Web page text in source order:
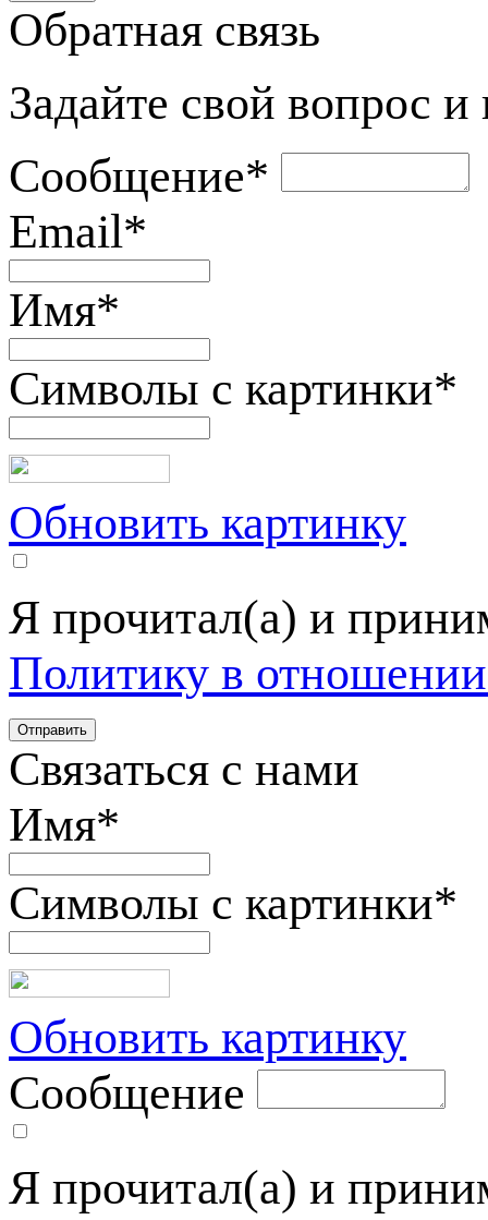
Обратная связь
Задайте свой вопрос
Сообщение*
Email*
Имя*
Символы с картинки*
Обновить картинку
Я прочитал(а) и
Политику в
Связаться с нами
Имя*
Символы с картинки*
Обновить картинку
Сообщение
Я прочитал(а) и